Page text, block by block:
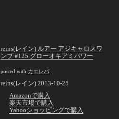
reins(レイン) ルアー アジキャロスワ
ンプ #125 グローオキアミパワー
posted with カエレバ
reins(レイン) 2013-10-25
Amazonで購入
楽天市場で購入
Yahooショッピングで購入